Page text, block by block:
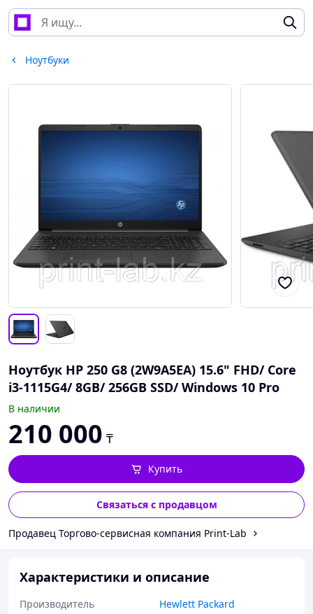
Ноутбуки
Ноутбук HP 250 G8 (2W9A5EA) 15.6" FHD/ Core
i3-1115G4/ 8GB/ 256GB SSD/ Windows 10 Pro
В наличии
210 000 ₸
Купить
Связаться с продавцом
Продавец Торгово-сервисная компания Print-Lab
Характеристики и описание
Производитель
Hewlett Packard